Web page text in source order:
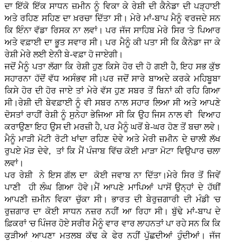
ਦਾ ਇੱਕੋ ਇੱਕ ਸਾਧਨ ਜ਼ਮੀਨ ਨੂੰ ਵਿਕਾ ਕੇ ਰੇਸ਼ੀ ਦੀ ਕੈਨੇਡਾ ਦੀ ਪੜ੍ਹਾਈ
ਅਤੇ ਰਹਿਣ ਸਹਿਣ ਦਾ ਖ਼ਰਚਾ ਦਿੱਤਾ ਸੀ। ਮੇਰੇ ਮਾਂ-ਬਾਪ ਮੈਨੂੰ ਵਰਜਦੇ ਸਨ
ਕਿ ਇੰਨਾ ਵੱਡਾ ਰਿਸਕ ਨਾ ਲਵਾਂ। ਪਰ ਜੱਜ ਸਾਹਿਬ ਮੇਰੇ ਸਿਰ 'ਤੇ ਪਿਆਰ
ਅਤੇ ਵਫ਼ਾਈ ਦਾ ਭੂਤ ਸਵਾਰ ਸੀ। ਪਰ ਮੈਨੂੰ ਕੀ ਪਤਾ ਸੀ ਕਿ ਕੈਨੇਡਾ ਜਾ ਕੇ
ਰੇਸ਼ੀ ਮੇਰੇ ਲਈ ਏਨੀ ਬੇ-ਵਫ਼ਾ ਹੋ ਜਾਏਗੀ।
ਜਦੋਂ ਮੈਨੂੰ ਪਤਾ ਲੱਗਾ ਕਿ ਰੇਸ਼ੀ ਹੁਣ ਕਿਸੇ ਹੋਰ ਦੀ ਹੋ ਗਈ ਹੈ, ਇਹ ਸਭ ਕੁੱਝ
ਸਹਾਰਨਾ ਹੱਦੋਂ ਵੱਧ ਅਸੰਭਵ ਸੀ।ਪਰ ਜਦੋਂ ਸਾਰੇ ਬਾਅਦੇ ਕਰਕੇ ਮਹਿਬੂਬਾ
ਕਿਸੇ ਹੋਰ ਦੀ ਹੋਰ ਜਾਏ ਤਾਂ ਮੇਰੇ ਵੱਸ ਹੁਣ ਸਬਰ ਤੋਂ ਬਿਨਾਂ ਕੀ ਰਹਿ ਗਿਆ
ਸੀ।ਰੇਸ਼ੀ ਦੀ ਬੇਵਫ਼ਾਈ ਨੂੰ ਵੀ ਸਬਰ ਨਾਲ ਸਹਾਰ ਲਿਆ ਸੀ ਅਤੇ ਆਪਣੇ
ਦੋਸਤਾਂ ਰਾਹੀਂ ਰੇਸ਼ੀ ਨੂੰ ਸੁਨੇਹਾ ਭੇਜਿਆ ਸੀ ਕਿ ਉਹ ਜਿਸ ਨਾਲ ਵੀ ਵਿਆਹ
ਕਰਾਉਣਾ ਇਹ ਉਸ ਦੀ ਮਰਜ਼ੀ ਹੈ, ਪਰ ਮੈਨੂੰ ਘਰੋਂ ਬੇ-ਘਰ ਹੋਣ ਤੋਂ ਬਚਾ ਲਵੇ।
ਮੈਨੂੰ ਮਾੜੀ ਮੋਟੀ ਰੋਟੀ ਖਾਂਦਾ ਰਹਿਣ ਦੇਵੇ ਅਤੇ ਮੇਰੀ ਜ਼ਮੀਨ ਦੇ ਚਾਲੀ ਲੱਖ
ਰੁਪਏ ਮੋੜ ਦੇਵੇ, ਤਾਂ ਕਿ ਮੈਂ ਪੰਜਾਬ ਵਿੱਚ ਕੋਈ ਮਾੜਾ ਮੋਟਾ ਵਿਉਪਾਰ ਚਲਾ
ਲਵਾਂ।
ਪਰ ਰੇਸ਼ੀ ਨੇ ਇਸ ਗੱਲ ਦਾ ਕੋਈ ਜਵਾਬ ਨਾ ਦਿੱਤਾ।ਮੇਰੇ ਸਿਰ ਤੋਂ ਜਿਵੇਂ
ਪਾਣੀ ਹੀ ਲੰਘ ਗਿਆ ਹੋਵੇ।ਮੈਂ ਆਪਣੇ ਮਾਪਿਆਂ ਪਾਸੋਂ ਉਨ੍ਹਾਂ ਦੇ ਹੱਥੀਂ
ਆਪਣੀ ਜ਼ਮੀਨ ਵਿਕਾ ਚੁੱਕਾ ਸੀ। ਭਾਰਤ ਦੀ ਬੇਰੁਜ਼ਗਾਰੀ ਦੀ ਮੰਡੀ 'ਚ
ਰੁਜ਼ਗਾਰ ਦਾ ਕੋਈ ਸਾਧਨ ਨਜ਼ਰ ਨਹੀਂ ਆ ਰਿਹਾ ਸੀ। ਬੁੱਢੇ ਮਾਂ-ਬਾਪ ਦੇ
ਫ਼ਿਕਰਾਂ 'ਚ ਪਿੰਜਰ ਹੋਏ ਸਰੀਰ ਮੈਨੂੰ ਵਾਰ ਵਾਰ ਲਾਹਨਤਾਂ ਪਾ ਰਹੇ ਸਨ ਕਿ ਕਿ
ਕੁੜੀਆਂ ਆਪਣਾ ਮਤਲਬ ਕੱਢ ਕੇ ਫੇਰ ਨਹੀਂ ਪੁੱਛਦੀਆਂ ਹੁੰਦੀਆਂ। ਜੱਜ